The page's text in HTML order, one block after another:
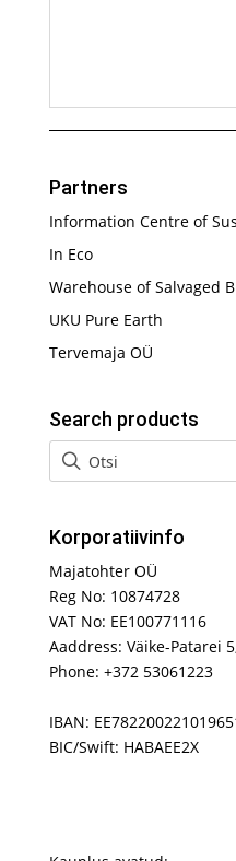
Partners
Information Centre of
In Eco
Warehouse of Salvaged
UKU Pure Earth
Tervemaja OÜ
Search products
Korporatiivinfo
Majatohter OÜ
Reg No: 10874728
VAT No: EE100771116
Aaddress: Väike-Patarei
Phone: +372 53061223
IBAN:
BIC/Swift: HABAEE2X